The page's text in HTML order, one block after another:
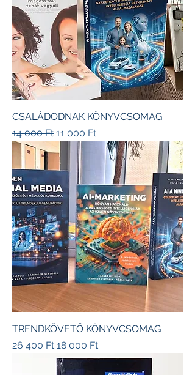
CSALÁDODNAK KÖNYVCSOMAG
Szokásos ár
14 000 Ft Akciós ár
11 000 Ft
TRENDKÖVETŐ KÖNYVCSOMAG
Szokásos ár
26 400 Ft Akciós ár
18 000 Ft